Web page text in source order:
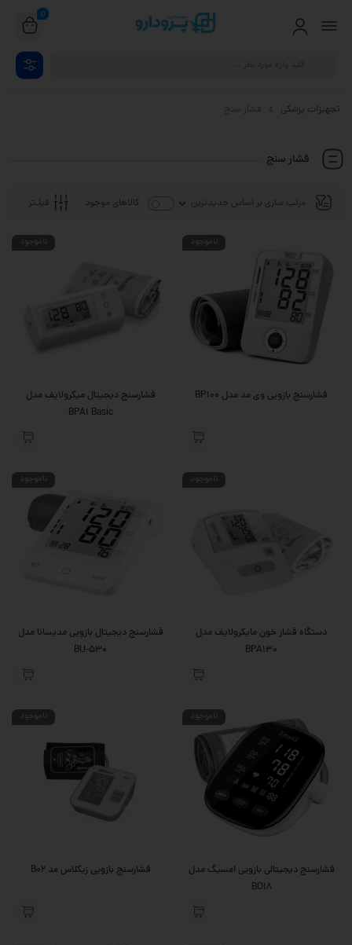
0
تجهیزات پزشکی فشار سنج
فشار سنج
فیلـتر کالاهای موجود
ناموجود
فشارسنج بازویی وی مد مدل BP100
ناموجود
فشارسنج دیجیتال میکرولایف مدل
BPA1 Basic
ناموجود
دستگاه فشار خون مایکرولایف مدل
BPA130
ناموجود
فشارسنج دیجیتال بازویی مدیسانا مدل
BU-530
ناموجود
فشارسنج دیجیتالی بازویی امسیگ مدل
BO18
ناموجود
فشارسنج بازویی زیکلاس مد B02